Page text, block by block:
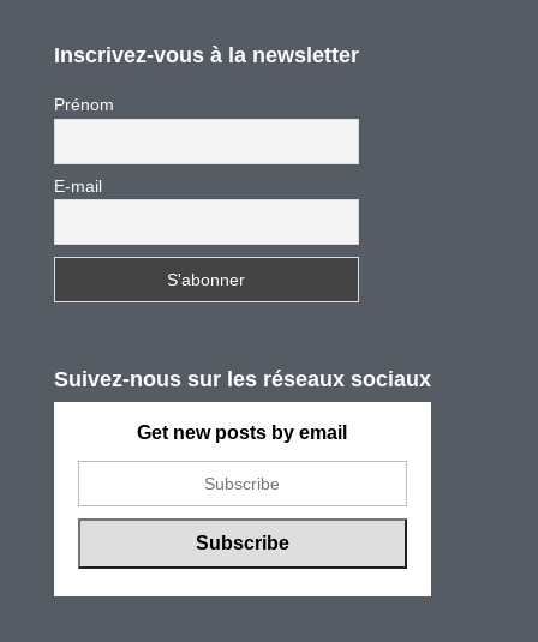
Inscrivez-vous à la newsletter
Prénom
E-mail
Suivez-nous sur les réseaux sociaux
Get new posts by email